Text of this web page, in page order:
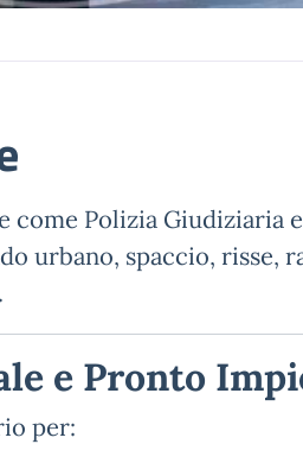
come Polizia Giudiziaria
urbano, spaccio, risse,
e Pronto
per: